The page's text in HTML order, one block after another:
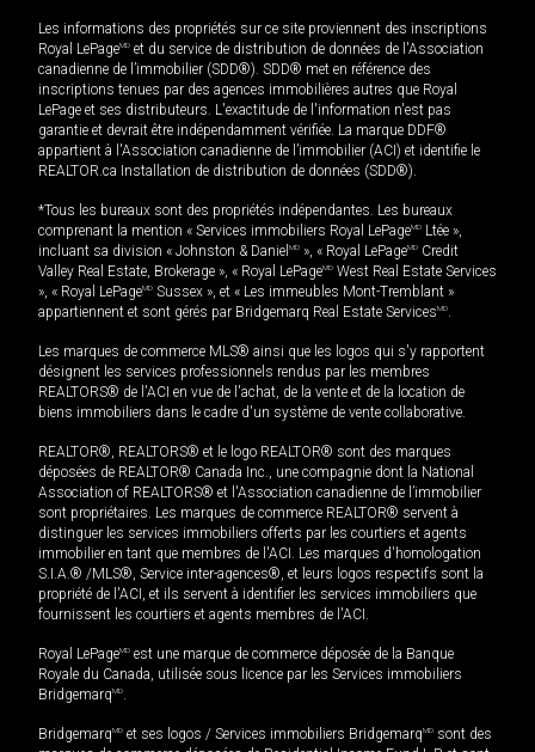
Les informations des propriétés sur ce site proviennent des inscriptions
Royal LePageMD et du service de distribution de données de l'Association
canadienne de l’immobilier (SDD®). SDD® met en référence des
inscriptions tenues par des agences immobilières autres que Royal
LePage et ses distributeurs. L'exactitude de l'information n'est pas
garantie et devrait être indépendamment vérifiée. La marque DDF®
appartient à l'Association canadienne de l’immobilier (ACI) et identifie le
REALTOR.ca Installation de distribution de données (SDD®).
*Tous les bureaux sont des propriétés indépendantes. Les bureaux
comprenant la mention « Services immobiliers Royal LePageMD Ltée »,
incluant sa division « Johnston & Daniel MD », « Royal LePageMD Credit
Valley Real Estate, Brokerage », « Royal LePageMD West Real Estate Services
», « Royal LePageMD Sussex », et « Les immeubles Mont-Tremblant »
appartiennent et sont gérés par Bridgemarq Real Estate ServicesMD.
Les marques de commerce MLS® ainsi que les logos qui s'y rapportent
désignent les services professionnels rendus par les membres
REALTORS® de l'ACI en vue de l'achat, de la vente et de la location de
biens immobiliers dans le cadre d'un système de vente collaborative.
REALTOR®, REALTORS® et le logo REALTOR® sont des marques
déposées de REALTOR® Canada Inc., une compagnie dont la National
Association of REALTORS® et l'Association canadienne de l’immobilier
sont propriétaires. Les marques de commerce REALTOR® servent à
distinguer les services immobiliers offerts par les courtiers et agents
immobilier en tant que membres de l'ACI. Les marques d'homologation
S.I.A.® /MLS®, Service inter-agences®, et leurs logos respectifs sont la
propriété de l'ACI, et ils servent à identifier les services immobiliers que
fournissent les courtiers et agents membres de l'ACI.
Royal LePageMD est une marque de commerce déposée de la Banque
Royale du Canada, utilisée sous licence par les Services immobiliers
BridgemarqMD.
BridgemarqMD et ses logos / Services immobiliers BridgemarqMD sont des